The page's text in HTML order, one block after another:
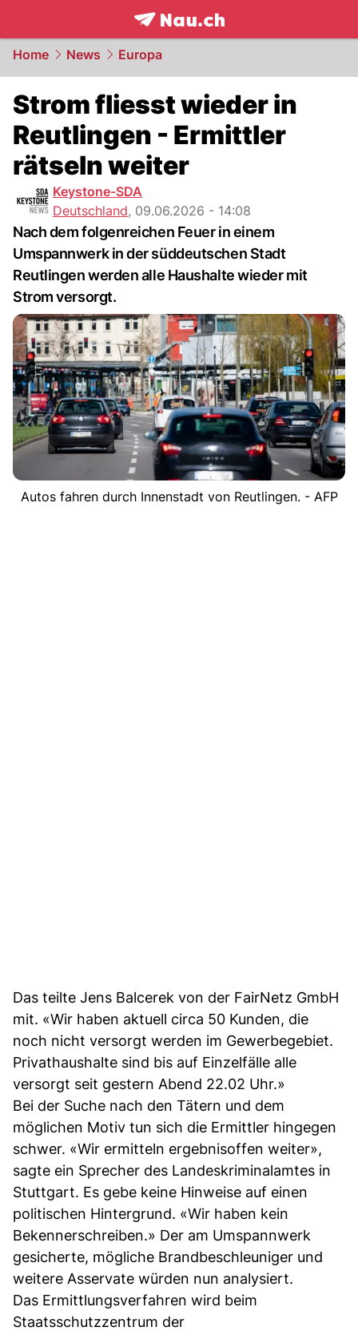
frontpage.NAU.ch
Home News Europa
Strom fliesst wieder in
Reutlingen - Ermittler
rätseln weiter
Keystone-SDA
Deutschland, 09.06.2026 - 14:08
Nach dem folgenreichen Feuer in einem
Umspannwerk in der süddeutschen Stadt
Reutlingen werden alle Haushalte wieder mit
Strom versorgt.
Autos fahren durch Innenstadt von Reutlingen. - AFP
Das teilte Jens Balcerek von der FairNetz GmbH
mit. «Wir haben aktuell circa 50 Kunden, die
noch nicht versorgt werden im Gewerbegebiet.
Privathaushalte sind bis auf Einzelfälle alle
versorgt seit gestern Abend 22.02 Uhr.»
Bei der Suche nach den Tätern und dem
möglichen Motiv tun sich die Ermittler hingegen
schwer. «Wir ermitteln ergebnisoffen weiter»,
sagte ein Sprecher des Landeskriminalamtes in
Stuttgart. Es gebe keine Hinweise auf einen
politischen Hintergrund. «Wir haben kein
Bekennerschreiben.» Der am Umspannwerk
gesicherte, mögliche Brandbeschleuniger und
weitere Asservate würden nun analysiert.
Das Ermittlungsverfahren wird beim
Staatsschutzzentrum der